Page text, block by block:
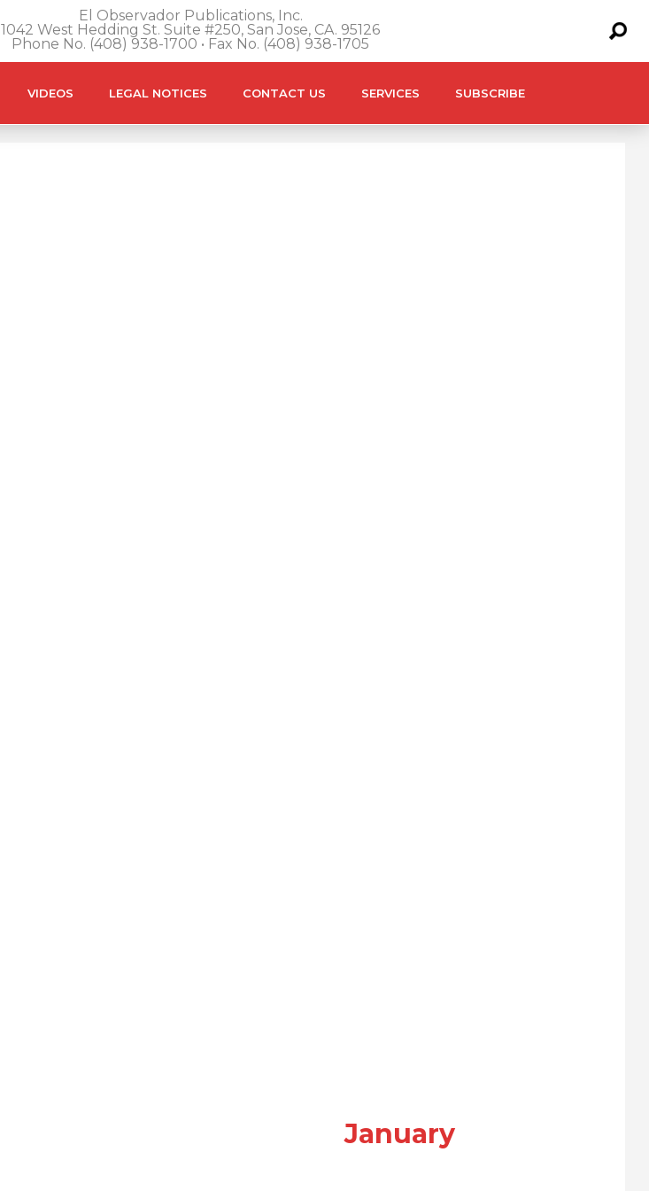
El Observador Publications, Inc.
1042 West Hedding St. Suite #250, San Jose, CA. 95126
Phone No. (408) 938-1700 • Fax No. (408) 938-1705
VIDEOS LEGAL NOTICES CONTACT US SERVICES SUBSCRIBE
January